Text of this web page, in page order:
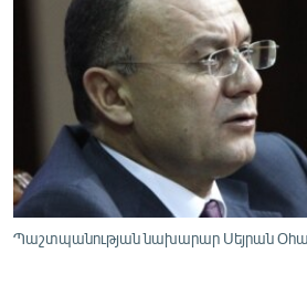
ՏԱՐԱԾԱՇՐՋԱՆ
ՄԻՋԱԶԳԱՅԻՆ
ՄՇԱԿՈՒՅԹ
ՍՊՈՐՏ
ՄԵԿՆԱԲԱՆՈՒԹՅՈՒՆ
Պաշտպանության նախարար Սեյրան